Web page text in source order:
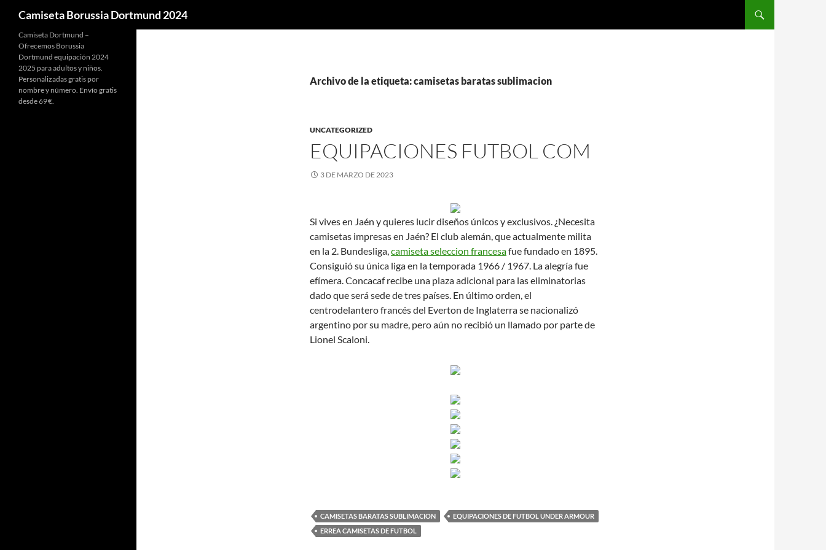
Camiseta Borussia Dortmund 2024
Archivo de la etiqueta: camisetas baratas sublimacion
UNCATEGORIZED
EQUIPACIONES FUTBOL COM
3 DE MARZO DE 2023
Si vives en Jaén y quieres lucir diseños únicos y exclusivos. ¿Necesita
camisetas impresas en Jaén? El club alemán, que actualmente milita
en la 2. Bundesliga,camiseta seleccion francesafue fundado en 1895.
Consiguió su única liga en la temporada 1966 / 1967. La alegría fue
efímera. Concacaf recibe una plaza adicional para las eliminatorias
dado que será sede de tres países. En último orden, el
centrodelantero francés del Everton de Inglaterra se nacionalizó
argentino por su madre, pero aún no recibió un llamado por parte de
Lionel Scaloni.
CAMISETAS BARATAS SUBLIMACION
EQUIPACIONES DE FUTBOL UNDER ARMOUR
ERREA CAMISETAS DE FUTBOL
Camiseta Dortmund –
Ofrecemos Borussia
Dortmund equipación 2024
2025 para adultos y niños.
Personalizadas gratis por
nombre y número. Envío gratis
desde 69 €.